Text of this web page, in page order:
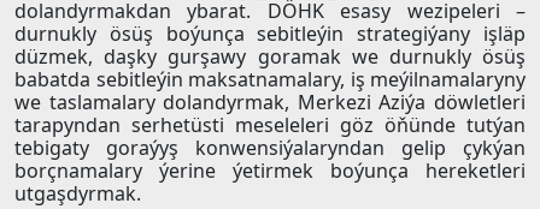
dolandyrmakdan ybarat. DÖHK esasy wezipeleri –
durnukly ösüş boýunça sebitleýin strategiýany işläp
düzmek, daşky gurşawy goramak we durnukly ösüş
babatda sebitleýin maksatnamalary, iş meýilnamalaryny
we taslamalary dolandyrmak, Merkezi Aziýa döwletleri
tarapyndan serhetüsti meseleleri göz öňünde tutýan
tebigaty goraýyş konwensiýalaryndan gelip çykýan
borçnamalary ýerine ýetirmek boýunça hereketleri
utgaşdyrmak.